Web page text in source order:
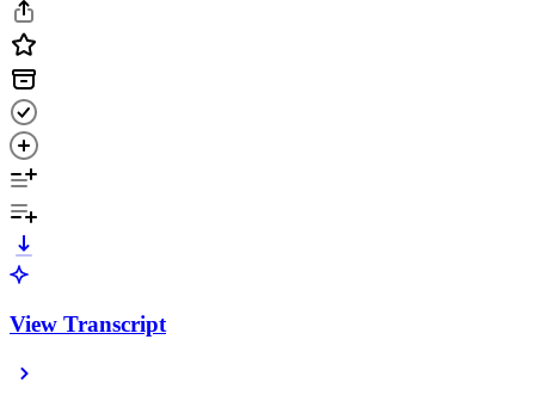
View Transcript